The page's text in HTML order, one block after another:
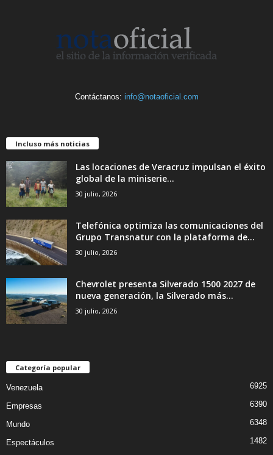
Contáctanos: info@notaoficial.com
Incluso más noticias
Las locaciones de Veracruz impulsan el éxito
global de la miniserie...
30 julio, 2026
Telefónica optimiza las comunicaciones del
Grupo Transnatur con la plataforma de...
30 julio, 2026
Chevrolet presenta Silverado 1500 2027 de
nueva generación, la Silverado más...
30 julio, 2026
Categoría popular
Venezuela 6925
Empresas 6390
Mundo 6348
Espectáculos
1482